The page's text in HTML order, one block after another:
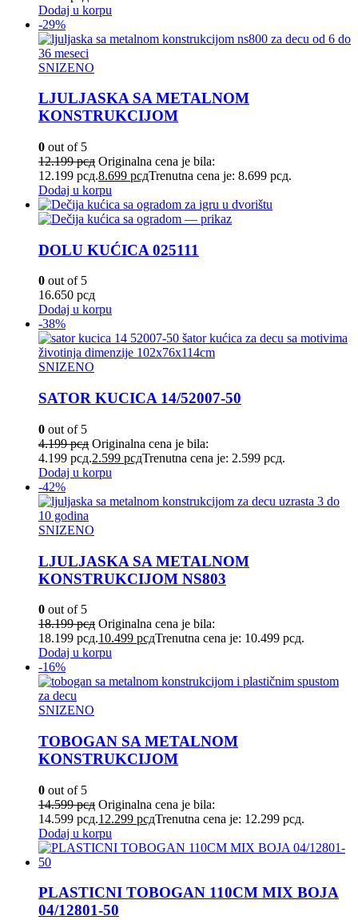
Dodaj u korpu
-29%
SNIZENO
LJULJASKA SA METALNOM
KONSTRUKCIJOM
0 out of 5
12.199рсд Originalna cena je bila:
12.199 рсд.8.699 рсдTrenutna cena je: 8.699 рсд.
Dodaj u korpu
DOLU KUĆICA 025111
0 out of 5
16.650 рсд
Dodaj u korpu
-38%
SNIZENO
SATOR KUCICA 14/52007-50
0 out of 5
4.199рсд Originalna cena je bila:
4.199 рсд.2.599 рсдTrenutna cena je: 2.599 рсд.
Dodaj u korpu
-42%
SNIZENO
LJULJASKA SA METALNOM
KONSTRUKCIJOM NS803
0 out of 5
18.199рсд Originalna cena je bila:
18.199 рсд.10.499 рсдTrenutna cena je: 10.499 рсд.
Dodaj u korpu
-16%
SNIZENO
TOBOGAN SA METALNOM
KONSTRUKCIJOM
0 out of 5
14.599рсд Originalna cena je bila:
14.599 рсд.12.299 рсдTrenutna cena je: 12.299 рсд.
Dodaj u korpu
PLASTICNI TOBOGAN 110CM MIX BOJA
04/12801-50